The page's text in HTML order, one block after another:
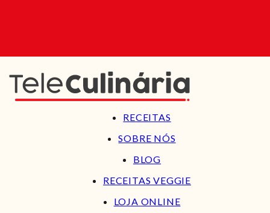
RECEITAS
SOBRE NÓS
BLOG
RECEITAS VEGGIE
LOJA ONLINE